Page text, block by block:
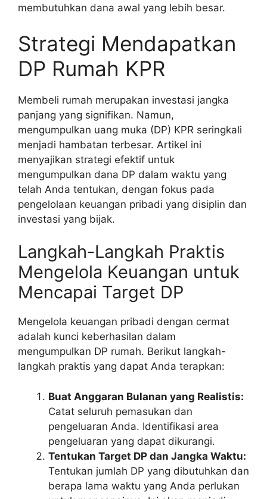
membutuhkan dana awal yang lebih besar.
Strategi Mendapatkan
DP Rumah KPR
Membeli rumah merupakan investasi jangka
panjang yang signifikan. Namun,
mengumpulkan uang muka (DP) KPR seringkali
menjadi hambatan terbesar. Artikel ini
menyajikan strategi efektif untuk
mengumpulkan dana DP dalam waktu yang
telah Anda tentukan, dengan fokus pada
pengelolaan keuangan pribadi yang disiplin dan
investasi yang bijak.
Langkah-Langkah Praktis
Mengelola Keuangan untuk
Mencapai Target DP
Mengelola keuangan pribadi dengan cermat
adalah kunci keberhasilan dalam
mengumpulkan DP rumah. Berikut langkah-
langkah praktis yang dapat Anda terapkan:
Buat Anggaran Bulanan yang Realistis:
Catat seluruh pemasukan dan
pengeluaran Anda. Identifikasi area
pengeluaran yang dapat dikurangi.
Tentukan Target DP dan Jangka Waktu:
Tentukan jumlah DP yang dibutuhkan dan
berapa lama waktu yang Anda perlukan